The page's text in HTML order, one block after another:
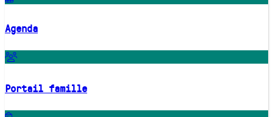
Agenda
Portail famille